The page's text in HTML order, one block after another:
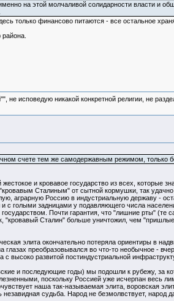
на этой молчаливой солидарности власти и
только финансово питаются - все остальное
не исповедую никакой конкретной религии, не
счете тем же самодержавным режимом, только
и кровавое государство из всех, которые
Сталиным" от сытной кормушки, так
аграрную Россию в индустриальную державу -
с голыми задницами у подавляющего числа
Почти гарантия, что "лишние рты"
Сталин" больше уничтожил, чем "пришлые
элита окончательно потеряла ориентиры в
преобразовывался во что-то необычное -
высоко развитой постиндустриальной
и последующие годы) мы подошли к рубежу, за
поскольку Россией уже исчерпан весь
наша так-называемая элита, воровская
судьба. Народ не безмолвствует, народ